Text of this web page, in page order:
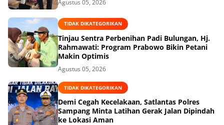
Agustus 05, 2026
TIDAK DIKATEGORIKAN
Tinjau Sentra Perbenihan Padi Bulungan, Hj.
Rahmawati: Program Prabowo Bikin Petani
Makin Optimis
Agustus 05, 2026
TIDAK DIKATEGORIKAN
Demi Cegah Kecelakaan, Satlantas Polres
Sampang Minta Latihan Gerak Jalan Dipindah
ke Lokasi Aman